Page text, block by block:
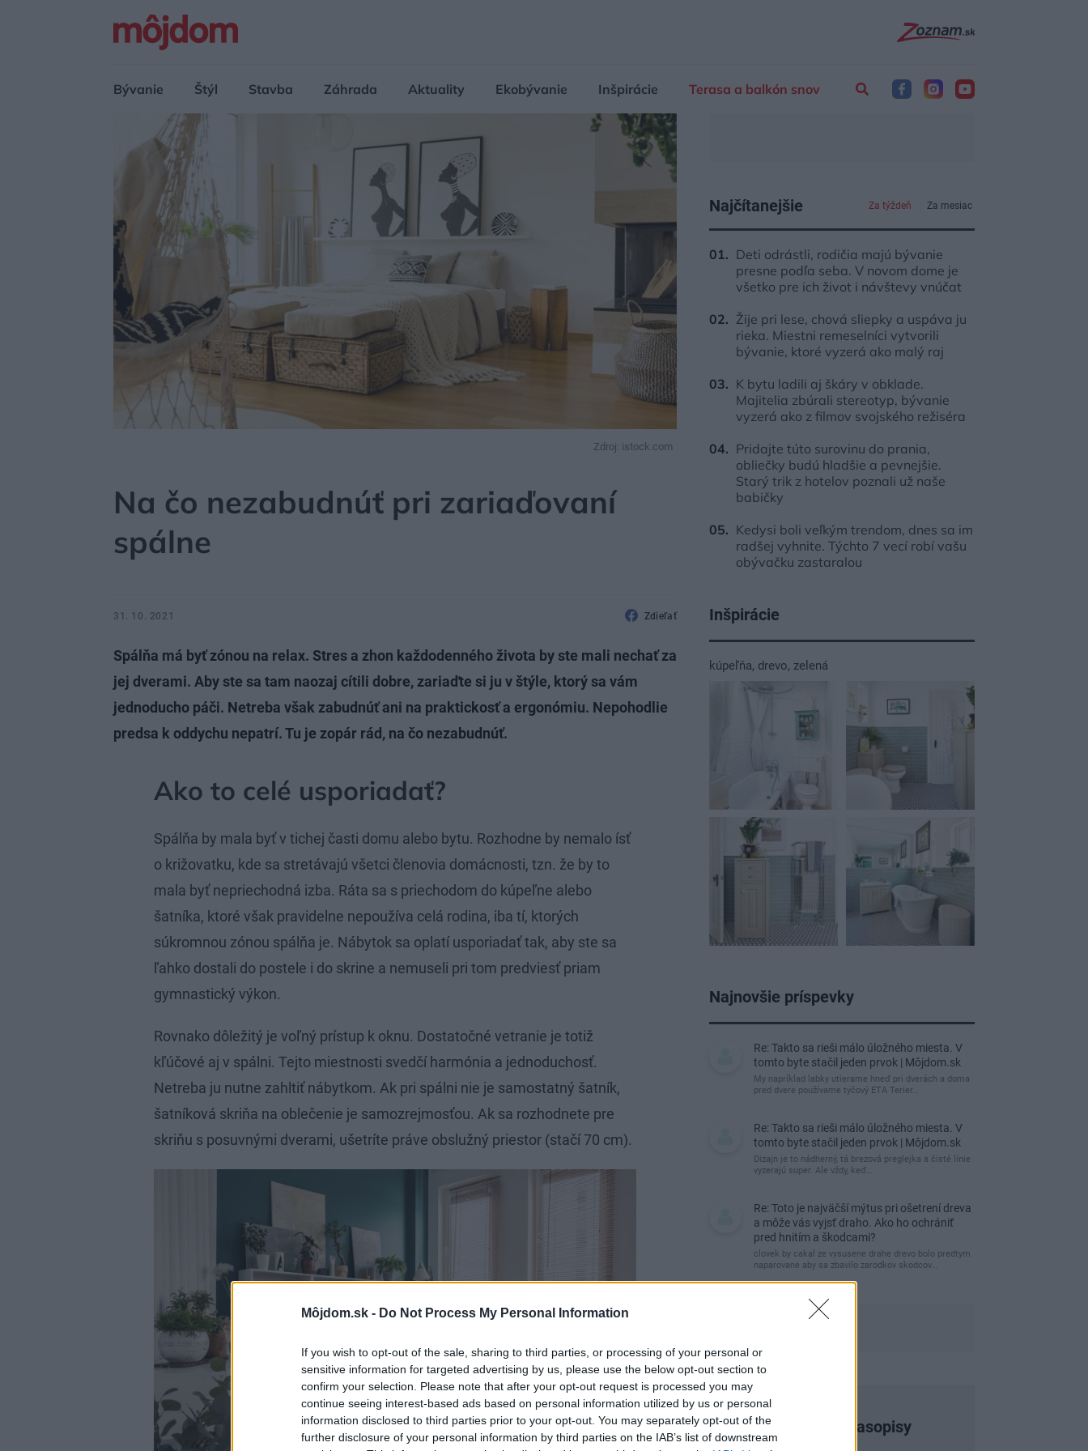
Môjdom.sk - Do Not Process My Personal Information
If you wish to opt-out of the sale, sharing to third parties, or processing of your personal or
sensitive information for targeted advertising by us, please use the below opt-out section to
confirm your selection. Please note that after your opt-out request is processed you may
continue seeing interest-based ads based on personal information utilized by us or personal
information disclosed to third parties prior to your opt-out. You may separately opt-out of the
further disclosure of your personal information by third parties on the IAB’s list of downstream
Bývanie Štýl Stavba Záhrada Aktuality Ekobývanie Inšpirácie Terasa a balkón snov
Zdroj: istock.com
Na čo nezabudnúť pri zariaďovaní
spálne
31. 10. 2021 Zdieľať
Spálňa má byť zónou na relax. Stres a zhon každodenného života by ste mali nechať za
jej dverami. Aby ste sa tam naozaj cítili dobre, zariaďte si ju v štýle, ktorý sa vám
jednoducho páči. Netreba však zabudnúť ani na praktickosť a ergonómiu. Nepohodlie
predsa k oddychu nepatrí. Tu je zopár rád, na čo nezabudnúť.
Ako to celé usporiadať?
Spálňa by mala byť v tichej časti domu alebo bytu. Rozhodne by nemalo ísť
o križovatku, kde sa stretávajú všetci členovia domácnosti, tzn. že by to
mala byť nepriechodná izba. Ráta sa s priechodom do kúpeľne alebo
šatníka, ktoré však pravidelne nepoužíva celá rodina, iba tí, ktorých
súkromnou zónou spálňa je. Nábytok sa oplatí usporiadať tak, aby ste sa
ľahko dostali do postele i do skrine a nemuseli pri tom predviesť priam
gymnastický výkon.
Rovnako dôležitý je voľný prístup k oknu. Dostatočné vetranie je totiž
kľúčové aj v spálni. Tejto miestnosti svedčí harmónia a jednoduchosť.
Netreba ju nutne zahltiť nábytkom. Ak pri spálni nie je samostatný šatník,
šatníková skriňa na oblečenie je samozrejmosťou. Ak sa rozhodnete pre
skriňu s posuvnými dverami, ušetríte práve obslužný priestor (stačí 70 cm).
Najčítanejšie Za týždeň Za mesiac
Deti odrástli, rodičia majú bývanie
presne podľa seba. V novom dome je
všetko pre ich život i návštevy vnúčat
Žije pri lese, chová sliepky a uspáva ju
rieka. Miestni remeselníci vytvorili
bývanie, ktoré vyzerá ako malý raj
K bytu ladili aj škáry v obklade.
Majitelia zbúrali stereotyp, bývanie
vyzerá ako z filmov svojského režiséra
Pridajte túto surovinu do prania,
obliečky budú hladšie a pevnejšie.
Starý trik z hotelov poznali už naše
babičky
Kedysi boli veľkým trendom, dnes sa im
radšej vyhnite. Týchto 7 vecí robí vašu
obývačku zastaralou
Inšpirácie
kúpeľňa, drevo, zelená
Najnovšie príspevky
Re: Takto sa rieši málo úložného miesta. V
tomto byte stačil jeden prvok | Môjdom.sk
My napríklad labky utierame hneď pri dverách a doma
pred dvere používame tyčový ETA Terier…
Re: Takto sa rieši málo úložného miesta. V
tomto byte stačil jeden prvok | Môjdom.sk
Dizajn je to nádherný, tá brezová preglejka a čisté línie
vyzerajú super. Ale vždy, keď…
Re: Toto je najväčší mýtus pri ošetrení dreva
a môže vás vyjsť draho. Ako ho ochrániť
pred hnitím a škodcami?
clovek by cakal ze vysusene drahe drevo bolo predtym
naparovane aby sa zbavilo zarodkov skodcov...
Najnovšie časopisy